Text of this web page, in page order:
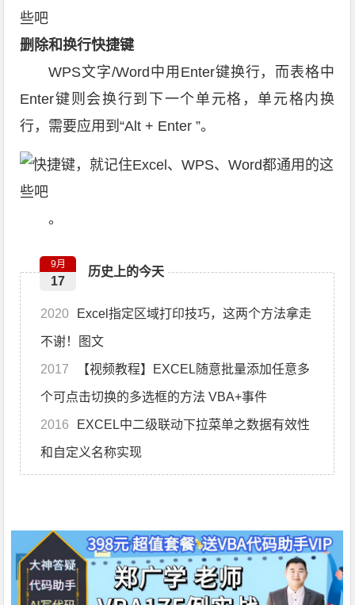
删除和换行快捷键
WPS文字/Word中用Enter键换行，而表格中
Enter键则会换行到下一个单元格，单元格内换
行，需要应用到“Alt + Enter ”。
。
历史上的今天
9月
17
2020 Excel指定区域打印技巧，这两个方法拿走
不谢！图文
2017 【视频教程】EXCEL随意批量添加任意多
个可点击切换的多选框的方法 VBA+事件
2016 EXCEL中二级联动下拉菜单之数据有效性
和自定义名称实现